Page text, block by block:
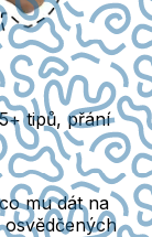
tipů, přání
mu dát na